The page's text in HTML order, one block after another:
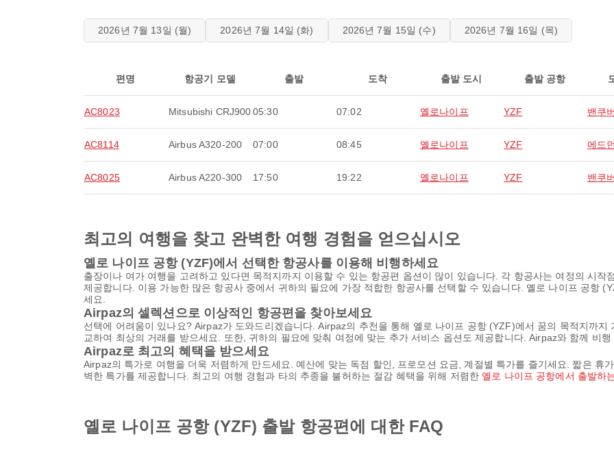
2026년 7월 13일 (월) 2026년 7월 14일 (화) 2026년 7월 15일 (수) 2026년 7월 16일 (목)
편명 항공기 모델 출발 도착 출발 도시 출발 공항
AC8023 Mitsubishi CRJ90005:30 07:02 옐로나이프 YZF 밴쿠버
AC8114 Airbus A320-200 07:00 08:45 옐로나이프 YZF 에드
AC8025 Airbus A220-300 17:50 19:22 옐로나이프 YZF 밴쿠버
최고의 여행을 찾고 완벽한 여행 경험을 얻으십시오
옐로 나이프 공항 (YZF)에서 선택한 항공사를 이용해 비행하세요
출장이나 여가 여행을 고려하고 있다면 목적지까지 이용할 수 있는 항공편 옵션이 많이 있습니다. 각 항공사는 여정의 시작
제공합니다. 이용 가능한 많은 항공사 중에서 귀하의 필요에 가장 적합한 항공사를 선택할 수 있습니다. 옐로 나이프 공항
세요.
Airpaz의 셀렉션으로 이상적인 항공편을 찾아보세요
선택에 어려움이 있나요? Airpaz가 도와드리겠습니다. Airpaz의 추천을 통해 옐로 나이프 공항 (YZF)에서 꿈의 목적지까지
교하여 최상의 거래를 받으세요. 또한, 귀하의 필요에 맞춰 여정에 맞는 추가 서비스 옵션도 제공합니다. Airpaz와 함께 비행
Airpaz로 최고의 혜택을 받으세요
Airpaz의 특가로 여행을 더욱 저렴하게 만드세요. 예산에 맞는 독점 할인, 프로모션 요금, 계절별 특가를 즐기세요. 짧은 휴
벽한 특가를 제공합니다. 최고의 여행 경험과 타의 추종을 불허하는 절감 혜택을 위해 저렴한 옐로 나이프 공항에서 출발하
옐로 나이프 공항 (YZF) 출발 항공편에 대한 FAQ